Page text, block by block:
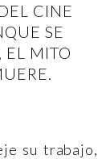
CINE
SE
EL MITO
su trabajo,